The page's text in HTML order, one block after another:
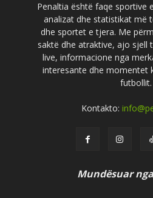
Penaltia është faqe sportive
analizat dhe statistikat më
dhe sportet e tjera. Me
saktë dhe atraktive, ajo sjell
live, informacione nga
interesante dhe momentet
futbollit.
Kontakto:
Mundësuar